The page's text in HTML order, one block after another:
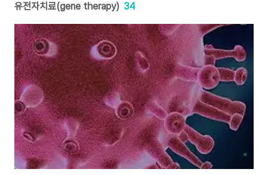
유전자치료(gene therapy) 34